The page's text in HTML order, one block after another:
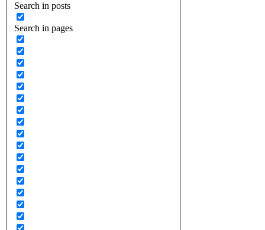
Search in posts
Search in pages